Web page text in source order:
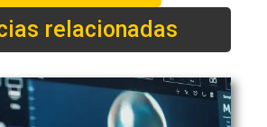
relacionadas